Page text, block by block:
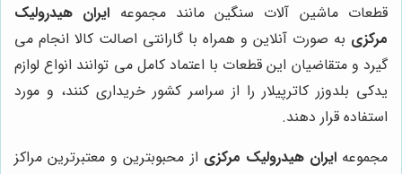
قطعات ماشین آلات سنگین مانند مجموعه ایران هیدرولیک
مرکزی به صورت آنلاین و همراه با گارانتی اصالت کالا انجام می
گیرد و متقاضیان این قطعات با اعتماد کامل می توانند انواع لوازم
یدکی بلدوزر کاترپیلار را از سراسر کشور خریداری کنند، و مورد
استفاده قرار دهند.
مجموعهایران هیدرولیک مرکزی از محبوبترین و معتبرترین مراکز